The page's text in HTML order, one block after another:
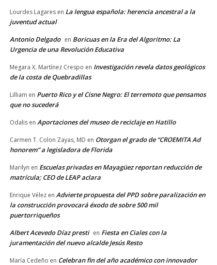
Lourdes Lagares en La lengua española: herencia ancestral a la
juventud actual
Antonio Delgado en Boricuas en la Era del Algoritmo: La
Urgencia de una Revolución Educativa
Megara X. Martínez Crespo en Investigación revela datos geológicos
de la costa de Quebradillas
Lilliam en Puerto Rico y el Cisne Negro: El terremoto que pensamos
que no sucederá
Odalis en Aportaciones del museo de reciclaje en Hatillo
Carmen T. Colon Zayas, MD en Otorgan el grado de “CROEMITA Ad
honorem” a legisladora de Florida
Marilyn en Escuelas privadas en Mayagüez reportan reducción de
matrícula; CEO de LEAP aclara
Enrique Vélez en Advierte propuesta del PPD sobre paralización en
la construcción provocará éxodo de sobre 500 mil
puertorriqueños
Albert Acevedo Díaz presti en Fiesta en Ciales con la
juramentación del nuevo alcalde Jesús Resto
María Cedeño en Celebran fin del año académico con innovador